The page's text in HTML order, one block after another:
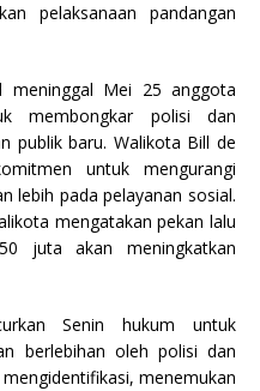
pelaksanaan pandangan
meninggal Mei 25 anggota
membongkar polisi dan
publik baru. Walikota Bill de
untuk mengurangi
lebih pada pelayanan sosial.
mengatakan pekan lalu
juta akan meningkatkan
Senin hukum untuk
berlebihan oleh polisi dan
menemukan